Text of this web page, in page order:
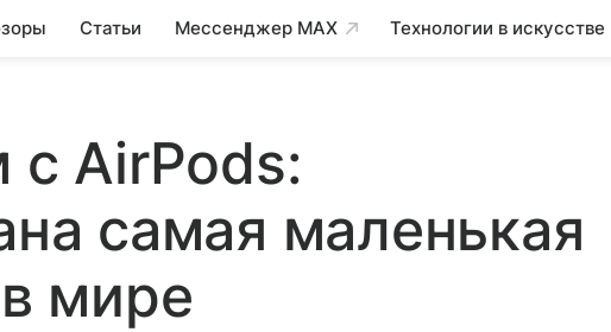
Статьи Мессенджер MAX Технологии в искусстве
AirPods:
самая маленькая
мире